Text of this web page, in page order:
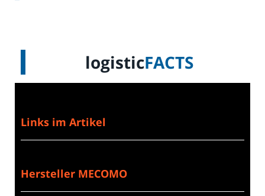
logisticFACTS
Links im Artikel
Hersteller MECOMO